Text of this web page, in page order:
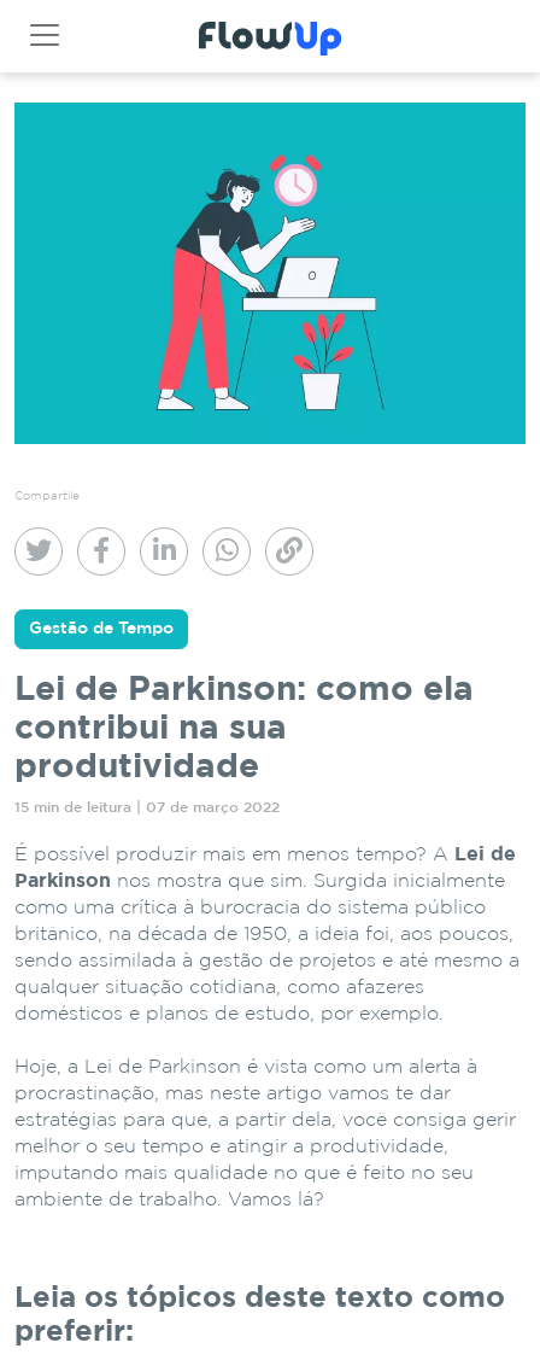
Compartile
Gestão de Tempo
Lei de Parkinson: como ela
contribui na sua
produtividade
15 min de leitura | 07 de março 2022
É possível produzir mais em menos tempo? A Lei de
Parkinson nos mostra que sim. Surgida inicialmente
como uma crítica à burocracia do sistema público
britânico, na década de 1950, a ideia foi, aos poucos,
sendo assimilada à gestão de projetos e até mesmo a
qualquer situação cotidiana, como afazeres
domésticos e planos de estudo, por exemplo.
Hoje, a Lei de Parkinson é vista como um alerta à
procrastinação, mas neste artigo vamos te dar
estratégias para que, a partir dela, você consiga gerir
melhor o seu tempo e atingir a produtividade,
imputando mais qualidade no que é feito no seu
ambiente de trabalho. Vamos lá?
Leia os tópicos deste texto como
preferir: